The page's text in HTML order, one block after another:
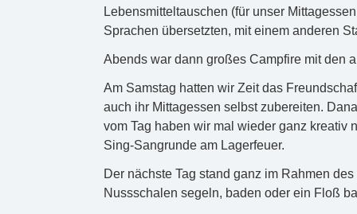
Lebensmitteltauschen (für unser
Sprachen übersetzten, mit einem anderen
Abends war dann großes Campfire mit den
Am Samstag hatten wir Zeit das
auch ihr Mittagessen selbst zubereiten.
vom Tag haben wir mal wieder ganz kreativ
Sing-Sangrunde am Lagerfeuer.
Der nächste Tag stand ganz im Rahmen
Nussschalen segeln, baden oder ein Floß